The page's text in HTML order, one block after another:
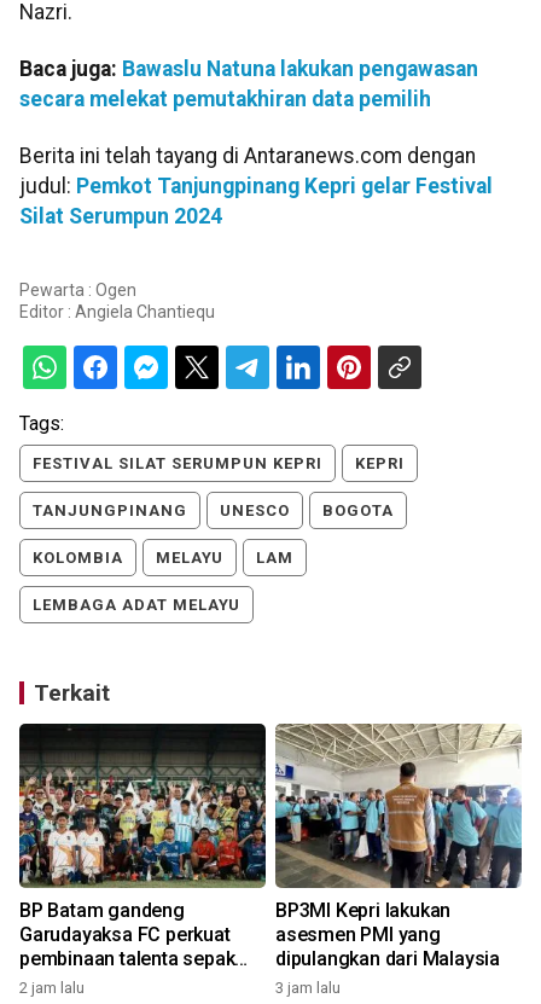
Nazri.
Baca juga: Bawaslu Natuna lakukan pengawasan
secara melekat pemutakhiran data pemilih
Berita ini telah tayang di Antaranews.com dengan
judul: Pemkot Tanjungpinang Kepri gelar Festival
Silat Serumpun 2024
Pewarta : Ogen
Editor : Angiela Chantiequ
Tags:
FESTIVAL SILAT SERUMPUN KEPRI KEPRI
TANJUNGPINANG UNESCO BOGOTA
KOLOMBIA MELAYU LAM
LEMBAGA ADAT MELAYU
Terkait
BP Batam gandeng
Garudayaksa FC perkuat
pembinaan talenta sepak
bola usia dini
2 jam lalu
BP3MI Kepri lakukan
asesmen PMI yang
dipulangkan dari Malaysia
3 jam lalu